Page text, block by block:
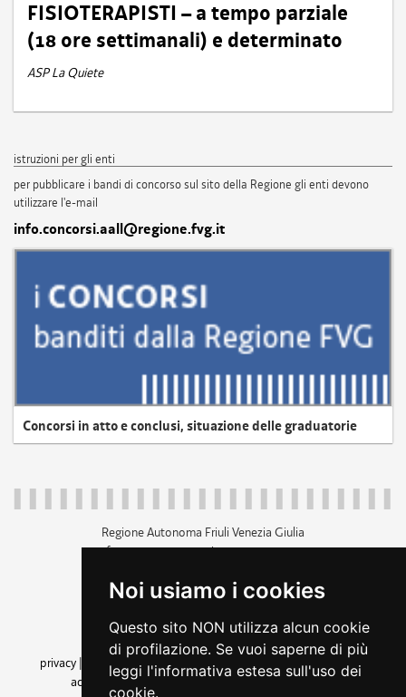
Noi usiamo i cookies
Questo sito NON utilizza alcun cookie
di profilazione. Se vuoi saperne di più
leggi l'informativa estesa sull'uso dei
cookie.
FISIOTERAPISTI – a tempo parziale
(18 ore settimanali) e determinato
ASP La Quiete
istruzioni per gli enti
per pubblicare i bandi di concorso sul sito della Regione gli enti devono
utilizzare l'e-mail
info.concorsi.aall@regione.fvg.it
Concorsi in atto e conclusi, situazione delle graduatorie
Regione Autonoma Friuli Venezia Giulia
c.f. 80014930327; p.iva 00526040324
+39 040 3771111
amministrazione trasparente
privacy
cookie |note legali accessibilità
dichiarazione di
accessibilità| feedback cambio preferenze cookie